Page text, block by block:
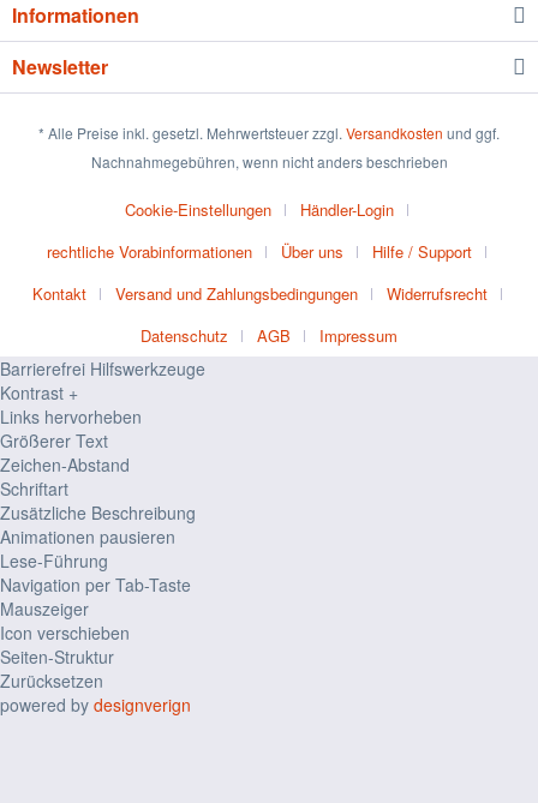
Informationen
Newsletter
* Alle Preise inkl. gesetzl. Mehrwertsteuer zzgl. Versandkosten und ggf.
Nachnahmegebühren, wenn nicht anders beschrieben
Cookie-Einstellungen
Händler-Login
rechtliche Vorabinformationen
Über uns
Hilfe / Support
Kontakt
Versand und Zahlungsbedingungen
Widerrufsrecht
Datenschutz
AGB Impressum
Barrierefrei Hilfswerkzeuge
Kontrast +
Links hervorheben
Größerer Text
Zeichen-Abstand
Schriftart
Zusätzliche Beschreibung
Animationen pausieren
Lese-Führung
Navigation per Tab-Taste
Mauszeiger
Icon verschieben
Seiten-Struktur
Zurücksetzen
powered by designverign